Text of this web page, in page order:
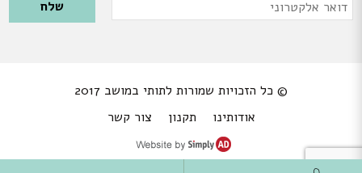
Please leave this field empty.
דואר
© כל הזכויות שמורות לתותי במושב 2017
אודותינו
תקנון צור קשר